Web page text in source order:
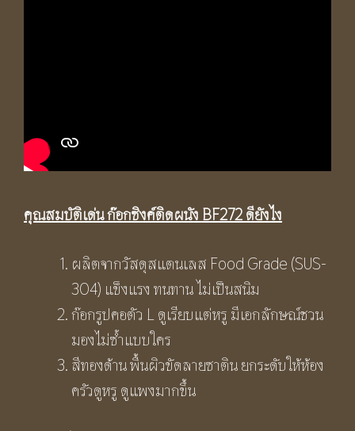
คุณสมบัติเด่น ก๊อกซิงค์ติดผนัง BF272 ดียังไง
ผลิตจากวัสดุสแตนเลส Food Grade (SUS-
304) แข็งแรง ทนทาน ไม่เป็นสนิม
ก๊อกรูปคอตัว L ดูเรียบแต่หรู มีเอกลักษณ์ชวน
มองไม่ซ้ำแบบใคร
สีทองด้าน พื้นผิวขัดลายซาติน ยกระดับให้ห้อง
ครัวดูหรู ดูแพงมากขึ้น